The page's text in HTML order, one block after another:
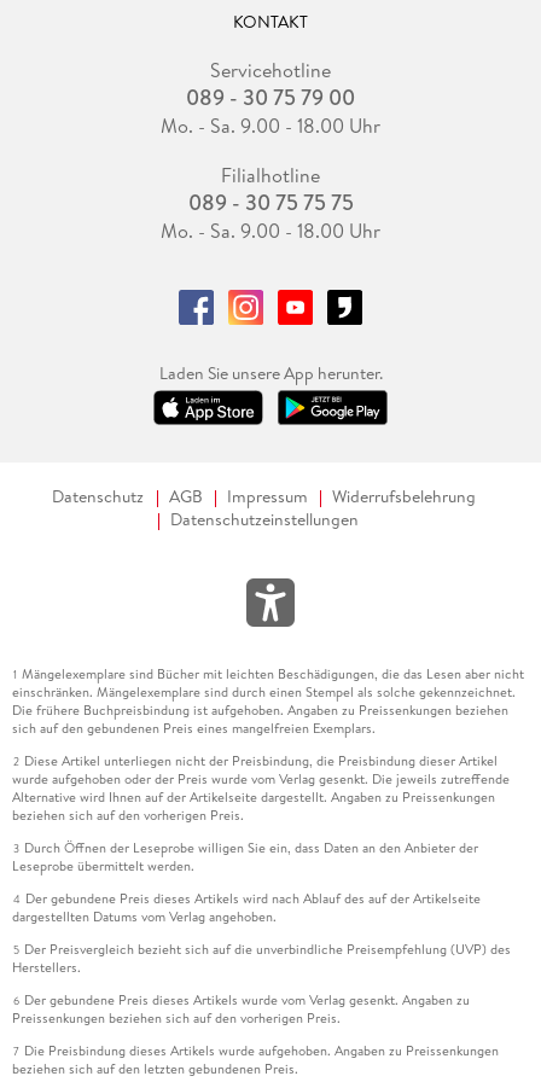
KONTAKT
Servicehotline
089 - 30 75 79 00
Mo. - Sa. 9.00 - 18.00 Uhr
Filialhotline
089 - 30 75 75 75
Mo. - Sa. 9.00 - 18.00 Uhr
Laden Sie unsere App herunter.
Datenschutz AGB Impressum
Widerrufsbelehrung
Datenschutzeinstellungen
1 Mängelexemplare sind Bücher mit leichten Beschädigungen, die das Lesen aber nicht
einschränken. Mängelexemplare sind durch einen Stempel als solche gekennzeichnet.
Die frühere Buchpreisbindung ist aufgehoben. Angaben zu Preissenkungen beziehen
sich auf den gebundenen Preis eines mangelfreien Exemplars.
2 Diese Artikel unterliegen nicht der Preisbindung, die Preisbindung dieser Artikel
wurde aufgehoben oder der Preis wurde vom Verlag gesenkt. Die jeweils zutreffende
Alternative wird Ihnen auf der Artikelseite dargestellt. Angaben zu Preissenkungen
beziehen sich auf den vorherigen Preis.
3 Durch Öffnen der Leseprobe willigen Sie ein, dass Daten an den Anbieter der
Leseprobe übermittelt werden.
4 Der gebundene Preis dieses Artikels wird nach Ablauf des auf der Artikelseite
dargestellten Datums vom Verlag angehoben.
5 Der Preisvergleich bezieht sich auf die unverbindliche Preisempfehlung (UVP) des
Herstellers.
6 Der gebundene Preis dieses Artikels wurde vom Verlag gesenkt. Angaben zu
Preissenkungen beziehen sich auf den vorherigen Preis.
7 Die Preisbindung dieses Artikels wurde aufgehoben. Angaben zu Preissenkungen
beziehen sich auf den letzten gebundenen Preis.